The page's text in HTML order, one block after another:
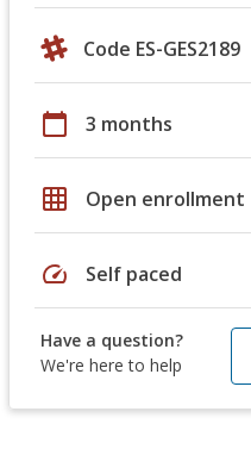
Code ES-GES2189
calendar_today 3 months
grid_on Open enrollment
speed Self paced
Have a question?
We're here to help